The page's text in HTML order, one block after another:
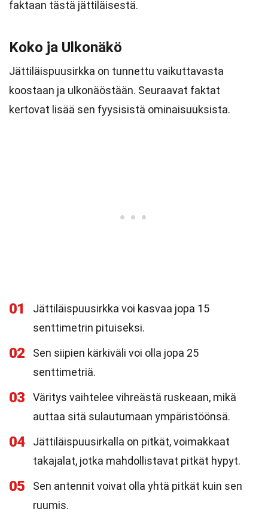
faktaan tästä jättiläisestä.
Koko ja Ulkonäkö
Jättiläispuusirkka on tunnettu vaikuttavasta
koostaan ja ulkonäöstään. Seuraavat faktat
kertovat lisää sen fyysisistä ominaisuuksista.
01
Jättiläispuusirkka voi kasvaa jopa 15
senttimetrin pituiseksi.
02
Sen siipien kärkiväli voi olla jopa 25
senttimetriä.
03
Väritys vaihtelee vihreästä ruskeaan, mikä
auttaa sitä sulautumaan ympäristöönsä.
04
Jättiläispuusirkalla on pitkät, voimakkaat
takajalat, jotka mahdollistavat pitkät hypyt.
05
Sen antennit voivat olla yhtä pitkät kuin sen
ruumis.